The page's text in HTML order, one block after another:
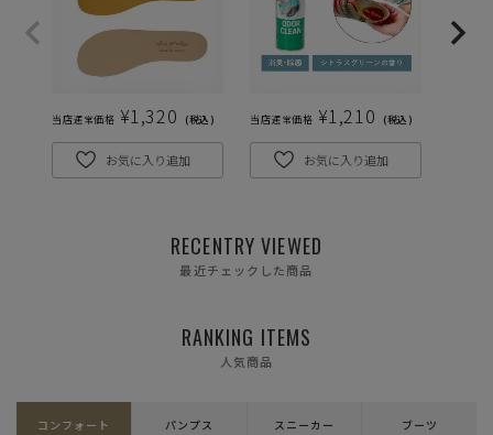
当店通常価格 ¥1,320 税込
お気に入り追加
当店通常価格 ¥1,210 税込
お気に入り追加
RECENTRY VIEWED
最近チェックした商品
RANKING ITEMS
人気商品
コンフォート パンプス スニーカー ブーツ